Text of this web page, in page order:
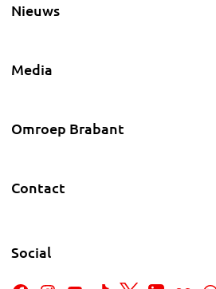
Nieuws
Media
Omroep Brabant
Contact
Social